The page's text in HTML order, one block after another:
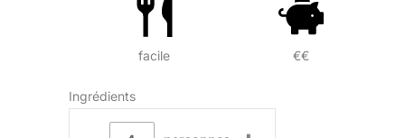
facile €€
Ingrédients